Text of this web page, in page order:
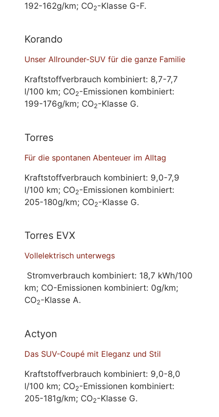
192-162g/km; CO2-Klasse G-F.
Korando
Unser Allrounder-SUV für die ganze Familie
Kraftstoffverbrauch kombiniert: 8,7-7,7
l/100 km; CO2-Emissionen kombiniert:
199-176g/km; CO2-Klasse G.
Torres
Für die spontanen Abenteuer im Alltag
Kraftstoffverbrauch kombiniert: 9,0-7,9
l/100 km; CO2-Emissionen kombiniert:
205-180g/km; CO2-Klasse G.
Torres EVX
Vollelektrisch unterwegs
Stromverbrauch kombiniert: 18,7 kWh/100
km; CO-Emissionen kombiniert: 0g/km;
CO2-Klasse A.
Actyon
Das SUV-Coupé mit Eleganz und Stil
Kraftstoffverbrauch kombiniert: 9,0-8,0
l/100 km; CO2-Emissionen kombiniert:
205-181g/km; CO2-Klasse G.